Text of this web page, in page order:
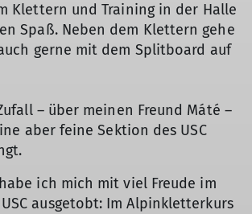
Klettern und Training in der Halle
Spaß. Neben dem Klettern gehe
gerne mit dem Splitboard auf
– über meinen Freund Máté –
aber feine Sektion des USC
ich mich mit viel Freude im
ausgetobt: Im Alpinkletterkurs